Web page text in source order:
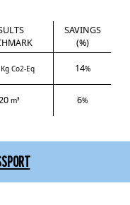
SAVINGS
(%)
Kg Co2-Eq 14%
m³ 6%